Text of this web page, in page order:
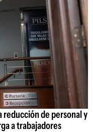
reducción de personal y
a trabajadores